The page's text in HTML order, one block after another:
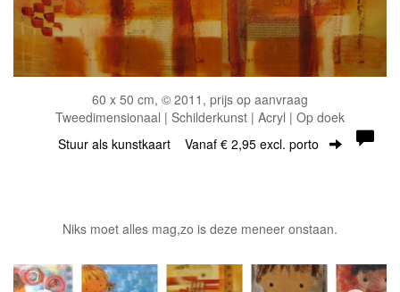
60 x 50 cm, © 2011, prijs op aanvraag
Tweedimensionaal | Schilderkunst | Acryl | Op doek
Stuur als kunstkaart Vanaf € 2,95 excl. porto
Niks moet alles mag,zo is deze meneer onstaan.